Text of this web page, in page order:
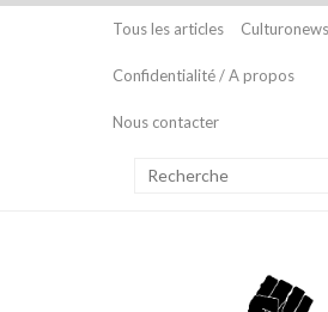
Tous les articles Culturonews
Confidentialité / A propos
Nous contacter